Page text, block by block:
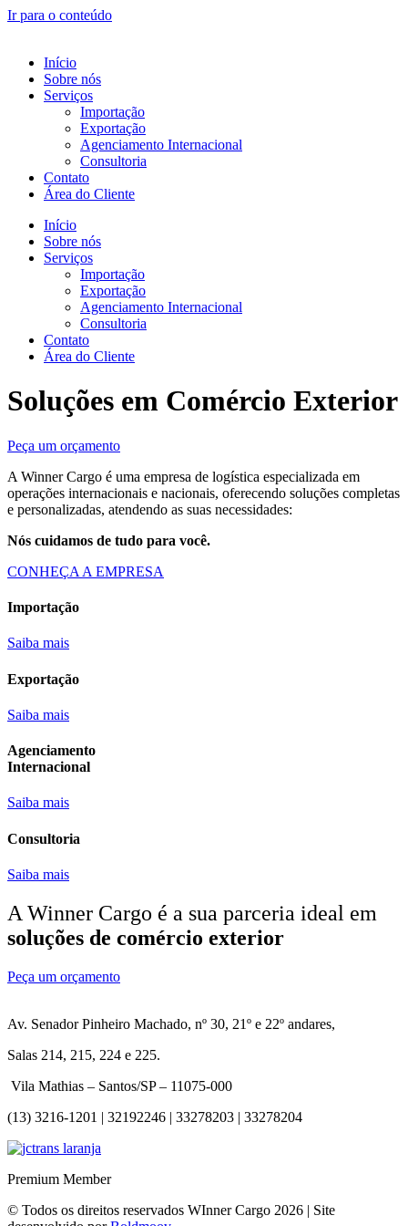
Ir para o conteúdo
Início
Sobre nós
Serviços
Importação
Exportação
Agenciamento Internacional
Consultoria
Contato
Área do Cliente
Início
Sobre nós
Serviços
Importação
Exportação
Agenciamento Internacional
Consultoria
Contato
Área do Cliente
Soluções em Comércio Exterior
Peça um orçamento
A Winner Cargo é uma empresa de logística especializada em
operações internacionais e nacionais, oferecendo soluções completas
e personalizadas, atendendo as suas necessidades:
Nós cuidamos de tudo para você.
CONHEÇA A EMPRESA
Importação
Saiba mais
Exportação
Saiba mais
Agenciamento
Internacional
Saiba mais
Consultoria
Saiba mais
A Winner Cargo é a sua parceria ideal em
soluções de comércio exterior
Peça um orçamento
Av. Senador Pinheiro Machado, nº 30, 21º e 22º andares,
Salas 214, 215, 224 e 225.
Vila Mathias – Santos/SP – 11075-000
(13) 3216-1201 | 32192246 | 33278203 | 33278204
Premium Member
© Todos os direitos reservados WInner Cargo 2026 | Site